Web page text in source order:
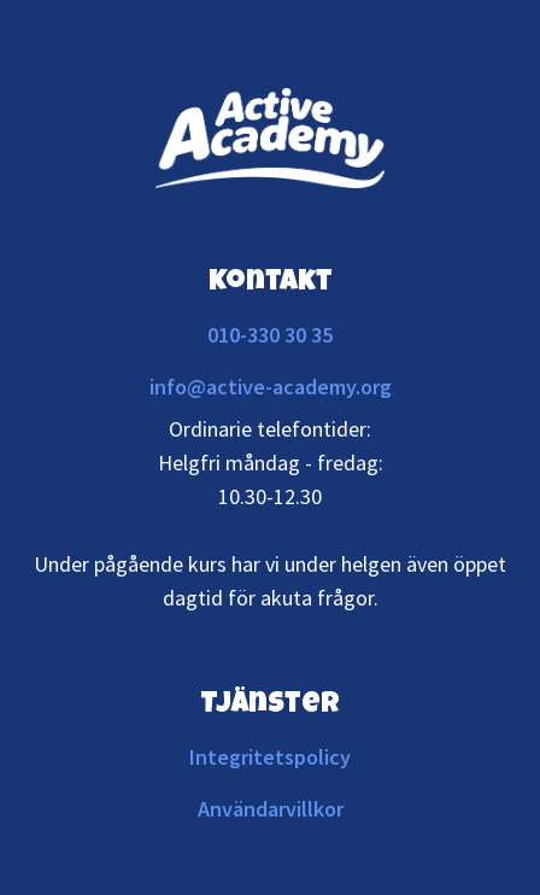
Kontakt
010-330 30 35
info@active-academy.org
Ordinarie telefontider:
Helgfri måndag - fredag:
10.30-12.30
Under pågående kurs har vi under helgen även öppet
dagtid för akuta frågor.
Tjänster
Integritetspolicy
Användarvillkor